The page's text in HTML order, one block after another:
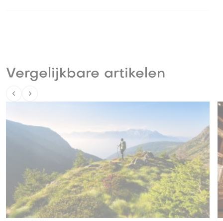
Vergelijkbare artikelen